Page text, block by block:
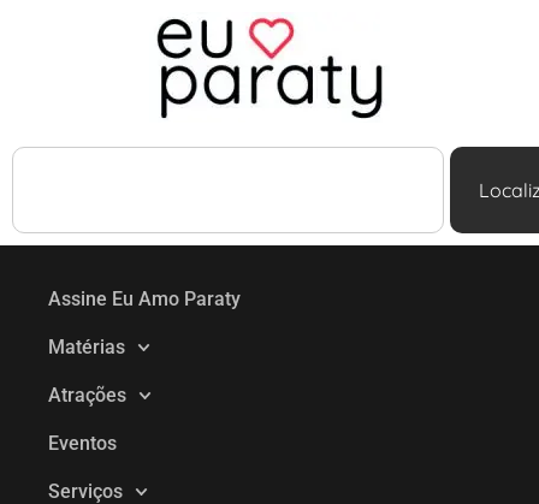
Assine Eu Amo Paraty
Matérias
Atrações
Eventos
Serviços